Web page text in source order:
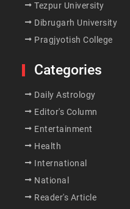
Tezpur University
Dibrugarh University
Pragjyotish College
Categories
Daily Astrology
Editor's Column
Entertainment
Health
International
National
Reader's Article